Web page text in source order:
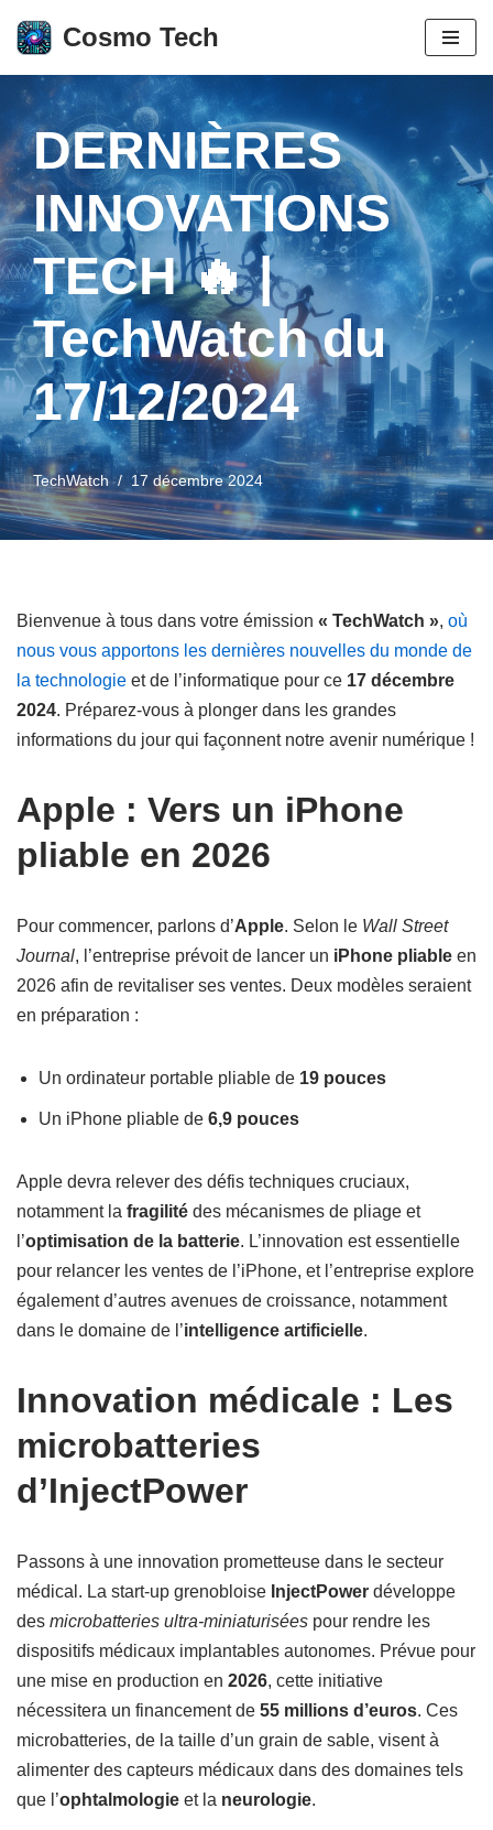
Aller
au
contenu
Cosmo Tech
DERNIÈRES
INNOVATIONS
TECH 🔥 |
TechWatch du
17/12/2024
TechWatch 17 décembre 2024
Bienvenue à tous dans votre émission « TechWatch », où
nous vous apportons les dernières nouvelles du monde de
la technologie et de l’informatique pour ce 17 décembre
2024. Préparez-vous à plonger dans les grandes
informations du jour qui façonnent notre avenir numérique !
Apple : Vers un iPhone
pliable en 2026
Pour commencer, parlons d’Apple. Selon le Wall Street
Journal, l’entreprise prévoit de lancer un iPhone pliable en
2026 afin de revitaliser ses ventes. Deux modèles seraient
en préparation :
Un ordinateur portable pliable de 19 pouces
Un iPhone pliable de 6,9 pouces
Apple devra relever des défis techniques cruciaux,
notamment la fragilité des mécanismes de pliage et
l’optimisation de la batterie. L’innovation est essentielle
pour relancer les ventes de l’iPhone, et l’entreprise explore
également d’autres avenues de croissance, notamment
dans le domaine de l’intelligence artificielle.
Innovation médicale : Les
microbatteries
d’InjectPower
Passons à une innovation prometteuse dans le secteur
médical. La start-up grenobloise InjectPower développe
des microbatteries ultra-miniaturisées pour rendre les
dispositifs médicaux implantables autonomes. Prévue pour
une mise en production en 2026, cette initiative
nécessitera un financement de 55 millions d’euros. Ces
microbatteries, de la taille d’un grain de sable, visent à
alimenter des capteurs médicaux dans des domaines tels
que l’ophtalmologie et la neurologie.